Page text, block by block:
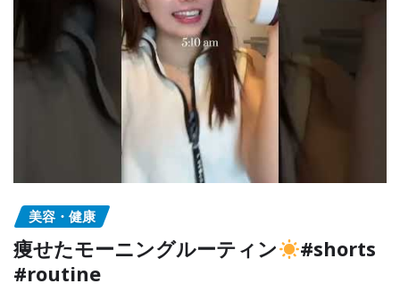
美容・健康
痩せたモーニングルーティン
#shorts
#routine